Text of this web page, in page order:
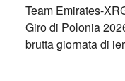
Team Emirates-
Giro di Polonia
brutta giornata di